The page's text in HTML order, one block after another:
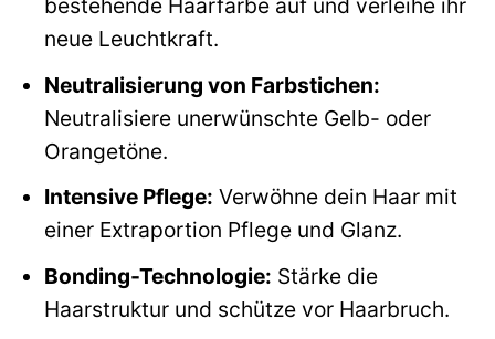
bestehende Haarfarbe auf und verleihe ihr
neue Leuchtkraft.
Neutralisierung von Farbstichen:
Neutralisiere unerwünschte Gelb- oder
Orangetöne.
Intensive Pflege: Verwöhne dein Haar mit
einer Extraportion Pflege und Glanz.
Bonding-Technologie: Stärke die
Haarstruktur und schütze vor Haarbruch.